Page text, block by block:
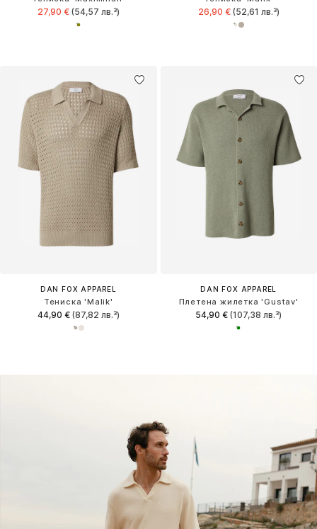
27,90 €(54,57 лв.³) 26,90 €(52,61 лв.³)
DAN FOX APPAREL
Тениска 'Malik'
44,90 €(87,82 лв.³)
DAN FOX APPAREL
Плетена жилетка 'Gustav'
54,90 € (107,38 лв.³)